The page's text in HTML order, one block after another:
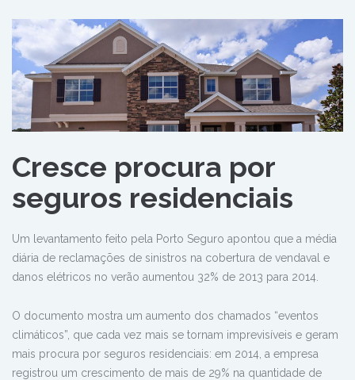
Cresce procura por
seguros residenciais
Um levantamento feito pela Porto Seguro apontou que a média
diária de reclamações de sinistros na cobertura de vendaval e
danos elétricos no verão aumentou 32% de 2013 para 2014.
O documento mostra um aumento dos chamados “eventos
climáticos”, que cada vez mais se tornam imprevisíveis e geram
mais procura por seguros residenciais: em 2014, a empresa
registrou um crescimento de mais de 29% na quantidade de